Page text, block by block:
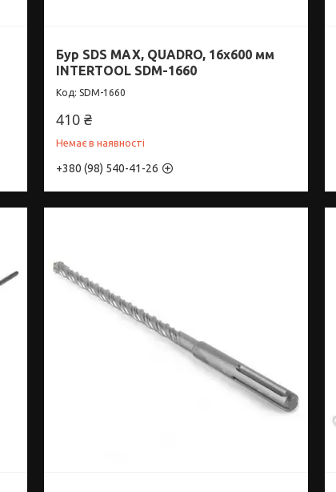
Бур SDS MAX, QUADRO, 16x600 мм
INTERTOOL SDM-1660
SDM-1660
410 ₴
Немає в наявності
+380 (98) 540-41-26